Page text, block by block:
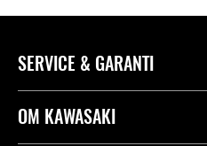
SERVICE & GARANTI
Kontakta oss
OM KAWASAKI